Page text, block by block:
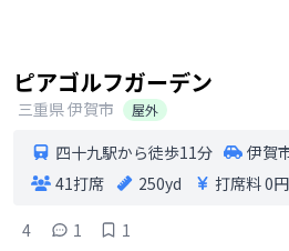
ピアゴルフガーデン
三重県伊賀市 屋外
四十九駅から徒歩11分
伊賀
41打席
250yd 打席料0
4 1
1